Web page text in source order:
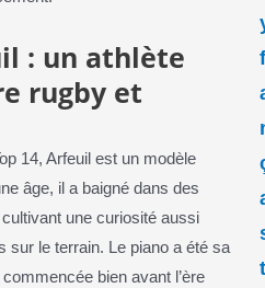
: un athlète
rugby et
14, Arfeuil est un modèle
âge, il a baigné dans des
une curiosité aussi
sur le terrain. Le piano a été sa
bien avant l’ère